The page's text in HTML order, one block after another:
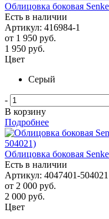
Облицовка боковая
Есть в наличии
Артикул: 416984-1
от 1 950 руб.
1 950 руб.
Цвет
Серый
-
В корзину
Подробнее
Облицовка боковая
Есть в наличии
Артикул: 4047401-504021
от 2 000 руб.
2 000 руб.
Цвет